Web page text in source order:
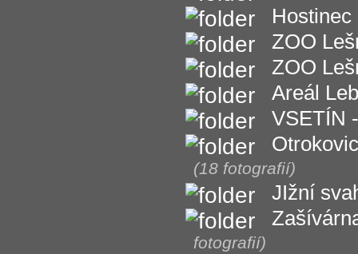
Hostinec
ZOO
ZOO
Areál
VSETÍN
(18 fotografií)
JIžní
fotografií)